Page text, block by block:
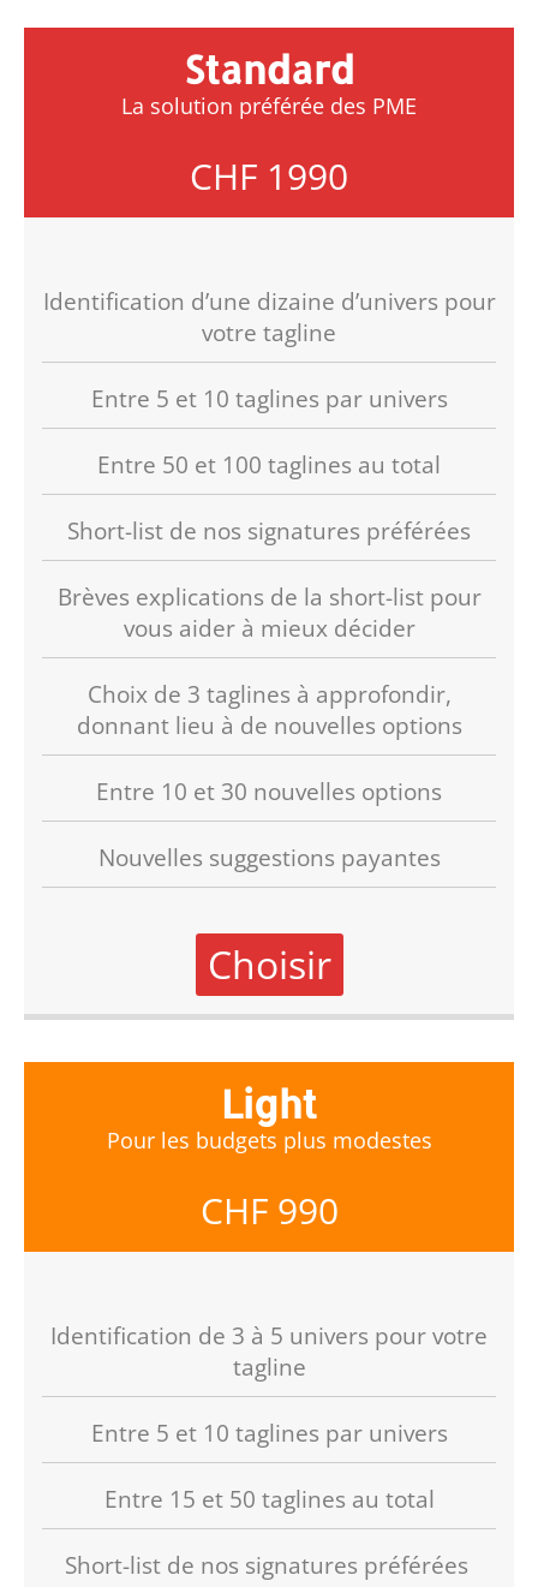
Standard
La solution préférée des PME
CHF 1990
Identification d’une dizaine d’univers pour
votre tagline
Entre 5 et 10 taglines par univers
Entre 50 et 100 taglines au total
Short-list de nos signatures préférées
Brèves explications de la short-list pour
vous aider à mieux décider
Choix de 3 taglines à approfondir,
donnant lieu à de nouvelles options
Entre 10 et 30 nouvelles options
Nouvelles suggestions payantes
Choisir
Light
Pour les budgets plus modestes
CHF 990
Identification de 3 à 5 univers pour votre
tagline
Entre 5 et 10 taglines par univers
Entre 15 et 50 taglines au total
Short-list de nos signatures préférées